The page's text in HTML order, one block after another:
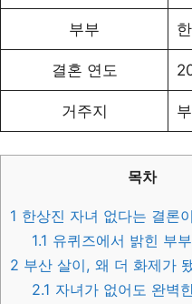
부부
결혼 연도
거주지
목차
1 한상진 자녀 없다는 결론
1.1 유퀴즈에서 밝힌 부
2 부산 살이, 왜 더 화제가
2.1 자녀가 없어도 완벽